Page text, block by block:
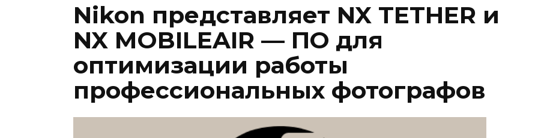
Nikon представляет NX TETHER и
NX MOBILEAIR — ПО для
оптимизации работы
профессиональных фотографов